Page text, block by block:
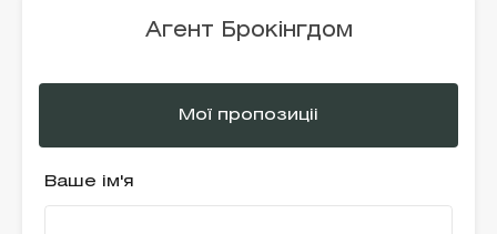
Агент Брокінгдом
Мої пропозиціі
Ваше ім'я